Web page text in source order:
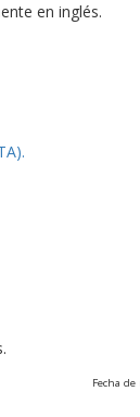
en inglés.
Fecha